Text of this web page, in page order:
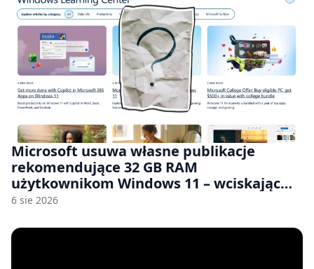
Microsoft usuwa własne publikacje
rekomendujące 32 GB RAM
użytkownikom Windows 11 – wciskając
nam przy tym komputery z 8 GB RAM po
6 sie 2026